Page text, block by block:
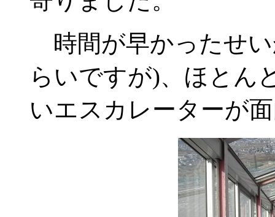
時間が早かったせ
らいですが)、ほとん
いエスカレーターが